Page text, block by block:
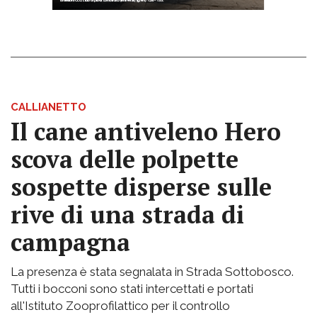
CALLIANETTO
Il cane antiveleno Hero
scova delle polpette
sospette disperse sulle
rive di una strada di
campagna
La presenza è stata segnalata in Strada Sottobosco.
Tutti i bocconi sono stati intercettati e portati
all'Istituto Zooprofilattico per il controllo